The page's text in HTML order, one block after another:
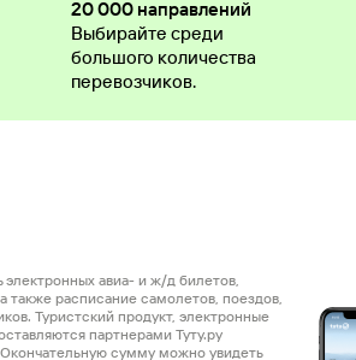
20 000 направлений
Выбирайте среди
большого количества
перевозчиков.
электронных авиа- и ж/д билетов,
также расписание самолетов, поездов,
Туристский продукт, электронные
партнерами Туту.ру
Окончательную сумму можно увидеть